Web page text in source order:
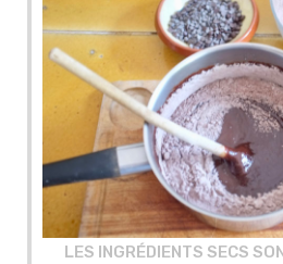
LES INGRÉDIENTS SECS